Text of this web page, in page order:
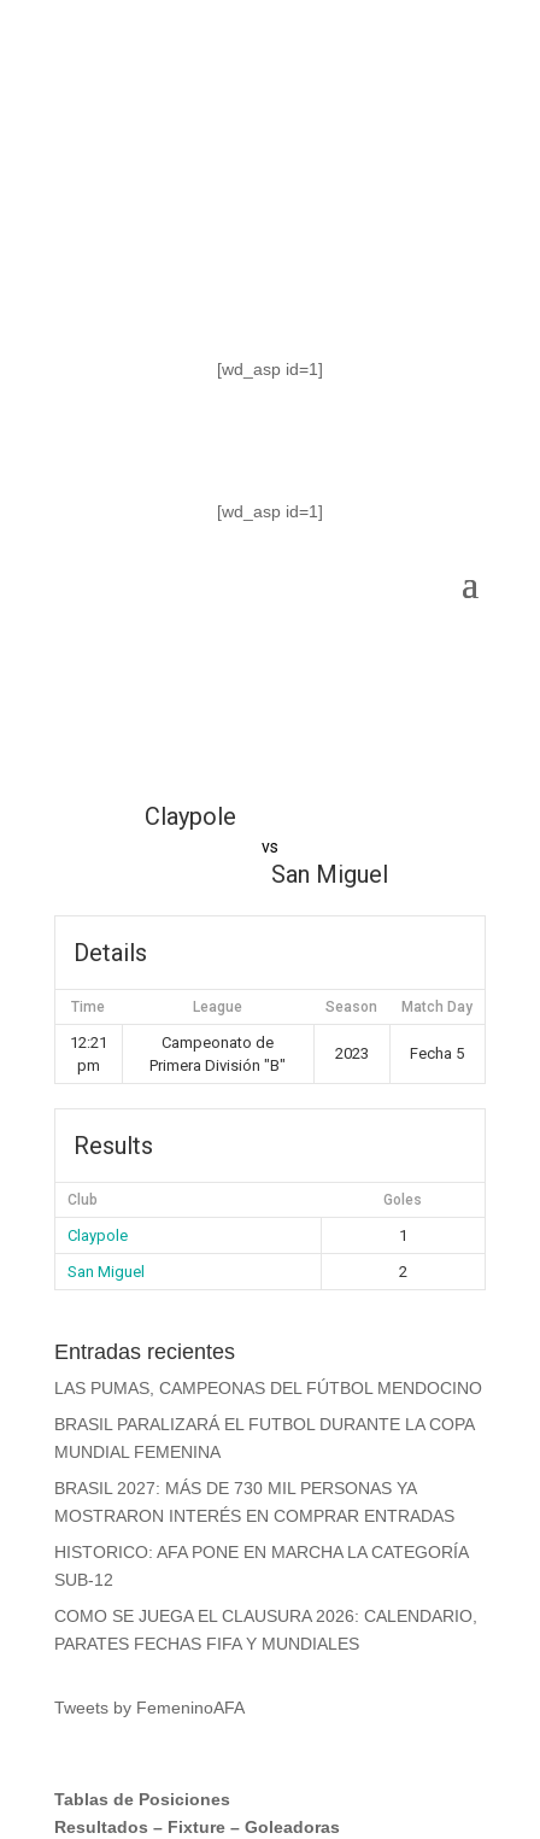
[wd_asp id=1]
[wd_asp id=1]
Claypole
vs
San Miguel
Details
Time League Season Match Day
12:21
pm
Campeonato de
Primera División "B"
2023 Fecha 5
Results
Club Goles
Claypole
1
San Miguel
2
Entradas recientes
LAS PUMAS, CAMPEONAS DEL FÚTBOL MENDOCINO
BRASIL PARALIZARÁ EL FUTBOL DURANTE LA COPA
MUNDIAL FEMENINA
BRASIL 2027: MÁS DE 730 MIL PERSONAS YA
MOSTRARON INTERÉS EN COMPRAR ENTRADAS
HISTORICO: AFA PONE EN MARCHA LA CATEGORÍA
SUB-12
COMO SE JUEGA EL CLAUSURA 2026: CALENDARIO,
PARATES FECHAS FIFA Y MUNDIALES
Tweets by FemeninoAFA
Tablas de Posiciones
Resultados – Fixture– Goleadoras